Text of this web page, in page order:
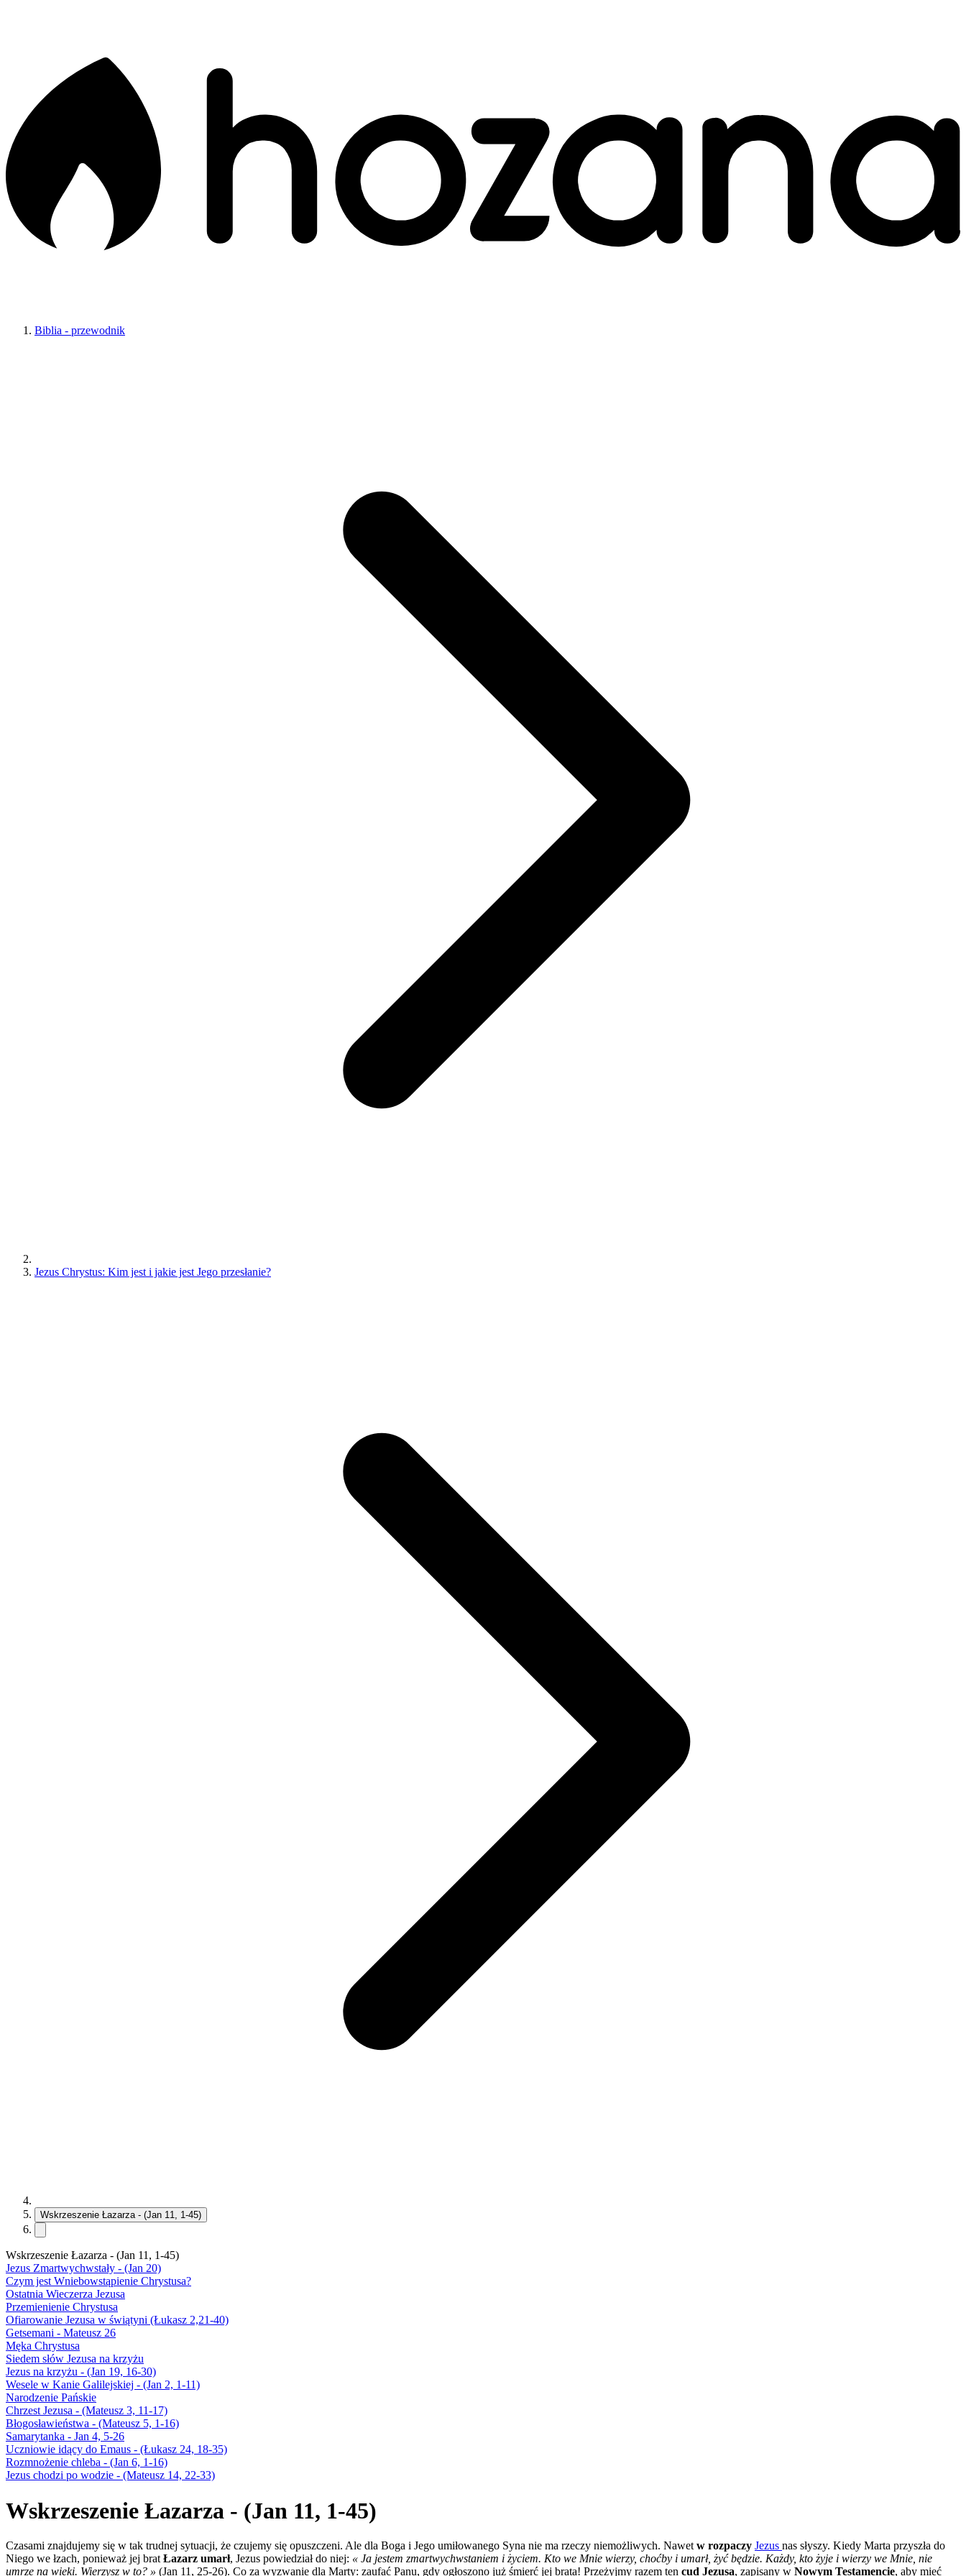
Biblia - przewodnik
Jezus Chrystus: Kim jest i jakie jest Jego przesłanie?
Wskrzeszenie Łazarza - (Jan 11, 1-45)
Wskrzeszenie Łazarza - (Jan 11, 1-45)
Jezus Zmartwychwstały - (Jan 20)
Czym jest Wniebowstąpienie Chrystusa?
Ostatnia Wieczerza Jezusa
Przemienienie Chrystusa
Ofiarowanie Jezusa w świątyni (Łukasz 2,21-40)
Getsemani - Mateusz 26
Męka Chrystusa
Siedem słów Jezusa na krzyżu
Jezus na krzyżu - (Jan 19, 16-30)
Wesele w Kanie Galilejskiej - (Jan 2, 1-11)
Narodzenie Pańskie
Chrzest Jezusa - (Mateusz 3, 11-17)
Błogosławieństwa - (Mateusz 5, 1-16)
Samarytanka - Jan 4, 5-26
Uczniowie idący do Emaus - (Łukasz 24, 18-35)
Rozmnożenie chleba - (Jan 6, 1-16)
Jezus chodzi po wodzie - (Mateusz 14, 22-33)
Wskrzeszenie Łazarza - (Jan 11, 1-45)
Czasami znajdujemy się w tak trudnej sytuacji, że czujemy się opuszczeni. Ale dla Boga i Jego umiłowanego Syna nie ma rzeczy niemożliwych. Nawet w rozpaczy Jezus nas słyszy. Kiedy Marta przyszła do
Niego we łzach, ponieważ jej brat Łazarz umarł, Jezus powiedział do niej: « Ja jestem zmartwychwstaniem i życiem. Kto we Mnie wierzy, choćby i umarł, żyć będzie. Każdy, kto żyje i wierzy we Mnie, nie
umrze na wieki. Wierzysz w to? » (Jan 11, 25-26). Co za wyzwanie dla Marty: zaufać Panu, gdy ogłoszono już śmierć jej brata! Przeżyjmy razem ten cud Jezusa, zapisany w Nowym Testamencie, aby mieć